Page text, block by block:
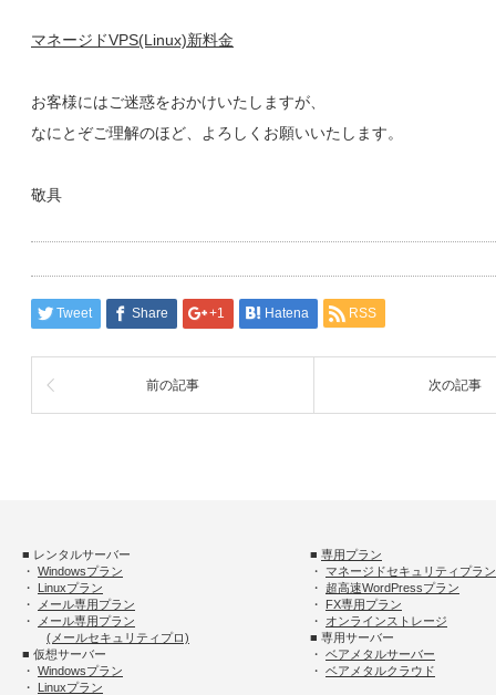
マネージドVPS(Linux)新料金
お客様にはご迷惑をおかけいたしますが、
なにとぞご理解のほど、よろしくお願いいたします。
敬具
Tweet Share +1 Hatena RSS
前の記事 次の記事
■ レンタルサーバー ■ 専用プラン
・ Windowsプラン ・ マネージドセキュリティプラン
・ Linuxプラン ・ 超高速WordPressプラン
・
メール専用プラン ・ FX専用プラン
・
メール専用プラン ・ オンラインストレージ
(メールセキュリティプロ)
■ 専用サーバー
■ 仮想サーバー
・ ベアメタルサーバー
・ Windowsプラン ・ ベアメタルクラウド
・ Linuxプラン